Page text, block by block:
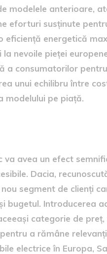
modelele anterioare,
eforturi susținute
energetică
nevoile pieței
a consumatorilor
unui echilibru între
pe piață.
va avea un efect
Dacia,
segment de clienți
bugetul. Introducerea
categorie de
a rămâne
electrice în Europa,